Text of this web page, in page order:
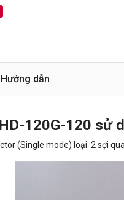
Internet
Hướng dẫn
120G-120 sử
(Single mode) loại 2 sợi